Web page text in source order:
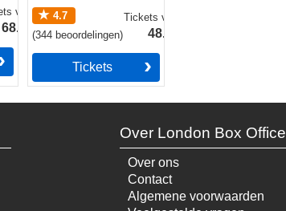
vanaf
68.49€
4.7
(344 beoordelingen)
Ticketsvanaf
48.49€
Tickets
Over London Box Office
Over ons
Contact
Algemene voorwaarden